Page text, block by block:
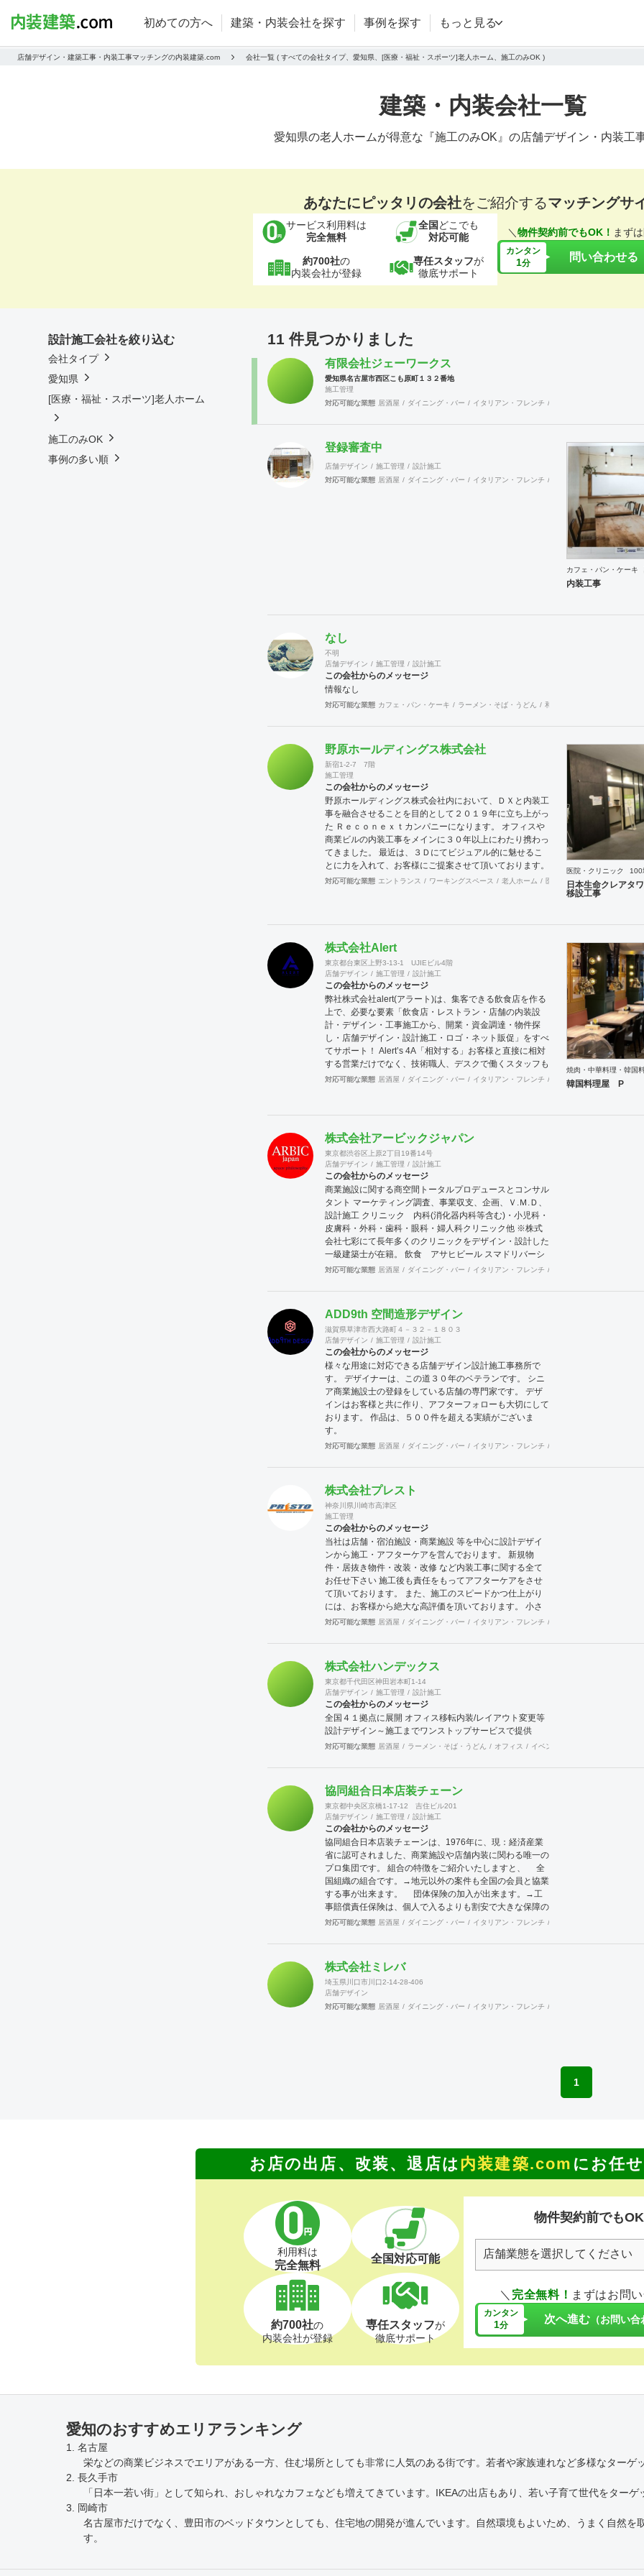
初めての方へ 建築・内装会社を探す 事例を探す もっと見る
店舗デザイン・建築工事・内装工事マッチングの内装建築.com 会社一覧 ( すべての会社タイプ、愛知県、[医療・福祉・スポーツ]老人ホーム、施工のみOK )
建築・内装会社一覧
愛知県の老人ホームが得意な『施工のみOK』の店舗デザイン・内装工
あなたにピッタリの会社をご紹介するマッチングサ
サービス利用料は
完全無料
全国 どこでも
対応可能
約700社の
内装会社が登録
専任スタッフが
徹底サポート
＼ 物件契約前でもOK！ まず
カンタン
1分 問い合わせる
11 件見つかりました
有限会社ジェーワークス
愛知県名古屋市西区こも原町１３２番地
施工管理
対応可能な業態 居酒屋 ダイニング・バー イタリアン・フレンチ
登録審査中
店舗デザイン 施工管理
設計施工
対応可能な業態 居酒屋 ダイニング・バー イタリアン・フレンチ カフェ・パン・ケーキ ラ
カフェ・パン・ケーキ
内装工事
なし
不明
店舗デザイン
施工管理 設計施工
この会社からのメッセージ
情報なし
対応可能な業態 カフェ・パン・ケーキ ラーメン・そば・うどん 和食・寿司
野原ホールディングス株式会社
新宿1-2-7 7階
施工管理
この会社からのメッセージ
野原ホールディングス株式会社内において、ＤＸと内装工
事を融合させることを目的として２０１９年に立ち上がっ
た Ｒｅｃｏｎｅｘｔカンパニーになります。 オフィスや
商業ビルの内装工事をメインに３０年以上にわたり携わっ
てきました。 最近は、３Ｄにてビジュアル的に魅せるこ
とに力を入れて、お客様にご提案させて頂いております。
内装工事において、お困りのことがございましたら、何な
対応可能な業態 エントランス ワーキングスペース 老人ホーム 医院・クリニック 薬局 そ
医院・クリニック 100
日本生命クレアタ
移設工事
株式会社Alert
東京都台東区上野3-13-1 UJIEビル4階
店舗デザイン
施工管理 設計施工
この会社からのメッセージ
弊社株式会社alert(アラート)は、集客できる飲食店を作る
上で、必要な要素「飲食店・レストラン・店舗の内装設
計・デザイン・工事施工から、開業・資金調達・物件探
し・店舗デザイン・設計施工・ロゴ・ネット販促」をすべ
てサポート！ Alert’s 4A「相対する」お客様と直接に相対
する営業だけでなく、技術職人、デスクで働くスタッフも
含め全員で情報を共有し確かな物を供給します。「歩み寄
いに歩み寄りましょう。「歩き出す」これまでお客様の理
い一歩を共に歩き始めましょう。「溢れ出る」希望と活気
に満ち溢れたお店に沢山の人が溢れる事が私共の望む何よ
りの幸せです。 店舗内装工事・新築工事・飲食、インド
アゴルフ等の店舗開発コンサルタント／全国47都道府県
に多数の加盟拠点あり
対応可能な業態 居酒屋 ダイニング・バー イタリアン・フレンチ カフェ・パン・ケーキ
焼肉・中華料理・韓国
韓国料理屋 P
株式会社アービックジャパン
東京都渋谷区上原2丁目19番14号
店舗デザイン
施工管理 設計施工
この会社からのメッセージ
商業施設に関する商空間トータルプロデュースとコンサル
タント マーケティング調査、事業収支、企画、Ｖ.Ｍ.Ｄ、
設計施工 クリニック 内科(消化器内科等含む)・小児科・
皮膚科・外科・歯科・眼科・婦人科クリニック他 ※株式
会社七彩にて長年多くのクリニックをデザイン・設計した
一級建築士が在籍。 飲食 アサヒビール スマドリバーシ
ブヤ、アマゾン物流センター社員食堂、すしざんまい他
貨、スイーツ他 フィットネス ホットヨガ(LAVA)、ピラ
設、オフィス、サウナ等
ＨＰはこちらを御覧ください。 http://www.arbic-jp.com 実
績集 https://sales-crowd.jp/doc_uploadfile/株式会社アービ
ックジャパン会社概要_1745468421.pdf
対応可能な業態 居酒屋 ダイニング・バー イタリアン・フレンチ
ADD9th 空間造形デザイン
滋賀県草津市西大路町４－３２－１８０３
店舗デザイン
施工管理 設計施工
この会社からのメッセージ
様々な用途に対応できる店舗デザイン設計施工事務所で
す。 デザイナーは、この道３０年のベテランです。 シニ
ア商業施設士の登録をしている店舗の専門家です。 デザ
インはお客様と共に作り、アフターフォローも大切にして
おります。 作品は、５００件を超える実績がございま
す。
対応可能な業態 居酒屋 ダイニング・バー イタリアン・フレンチ
株式会社プレスト
神奈川県川崎市高津区
施工管理
この会社からのメッセージ
当社は店舗・宿泊施設・商業施設 等を中心に設計デザイ
ンから施工・アフターケアを営んでおります。 新規物
件・居抜き物件・改装・改修 など内装工事に関する全て
お任せ下さい 施工後も責任をもってアフターケアをさせ
て頂いております。 また、施工のスピードかつ仕上がり
には、お客様から絶大な高評価を頂いております。 小さ
な設備工事や補修工事も迅速にご対応致しますので、困っ
お願い申し上げます。
対応可能な業態 居酒屋 ダイニング・バー イタリアン・フレンチ
株式会社ハンデックス
東京都千代田区神田岩本町1-14
店舗デザイン
施工管理 設計施工
この会社からのメッセージ
全国４１拠点に展開 オフィス移転内装/レイアウト変更等
設計デザイン～施工までワンストップサービスで提供
対応可能な業態 居酒屋 ラーメン・そば・うどん オフィス イベントブース・ショールーム
協同組合日本店装チェーン
東京都中央区京橋1-17-12 吉住ビル201
店舗デザイン
施工管理 設計施工
この会社からのメッセージ
協同組合日本店装チェーンは、1976年に、現：経済産業
省に認可されました、商業施設や店舗内装に関わる唯一の
プロ集団です。 組合の特徴をご紹介いたしますと、 全
国組織の組合です。→地元以外の案件も全国の会員と協業
する事が出来ます。 団体保険の加入が出来ます。→工
事賠償責任保険は、個人で入るよりも割安で大きな保障の
保険です。 企業訪問活動（クリニック）→会員企業を
出来ます。 店舗ジャパンに加入出来ます。→マッチン
す。 これらのことは、全国に点在する会員が組織的に活
動しているからこそ可能となることで、会員企業が増えれ
ば、尚更の事です。 景気に左右されがちな建設業界に於
いて、勝ち残るためには、会員同士の情報交換を行いなが
対応可能な業態 居酒屋 ダイニング・バー イタリアン・フレンチ
株式会社ミレバ
埼玉県川口市川口2-14-28-406
店舗デザイン
対応可能な業態 居酒屋 ダイニング・バー イタリアン・フレンチ
1
設計施工会社を絞り込む
会社タイプ
愛知県
[医療・福祉・スポーツ]老人ホーム
施工のみOK
事例の多い順
お店の出店、改装、退店は 内装建築.com にお任
利用料は
完全無料 全国対応可能
約700社の
内装会社が登録
専任スタッフが
徹底サポート
物件契約前でもOK
＼ 完全無料！ まずはお問
カンタン
1分 次へ進む（お問い合
愛知のおすすめエリアランキング
1. 名古屋
栄などの商業ビジネスでエリアがある一方、住む場所としても非常に人気のある街です。若者や家族連れなど多様なターゲ
2. 長久手市
「日本一若い街」として知られ、おしゃれなカフェなども増えてきています。IKEAの出店もあり、若い子育て世代をターゲ
3. 岡崎市
名古屋市だけでなく、豊田市のベッドタウンとしても、住宅地の開発が進んでいます。自然環境もよいため、うまく自然を
す。